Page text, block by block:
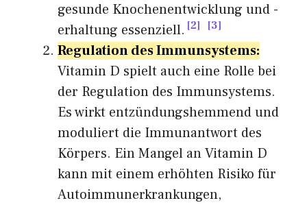
gesunde Knochenentwicklung und -
erhaltung essenziell. 2 3
Regulation des Immunsystems:
Vitamin D spielt auch eine Rolle bei
der Regulation des Immunsystems.
Es wirkt entzündungshemmend und
moduliert die Immunantwort des
Körpers. Ein Mangel an Vitamin D
kann mit einem erhöhten Risiko für
Autoimmunerkrankungen,